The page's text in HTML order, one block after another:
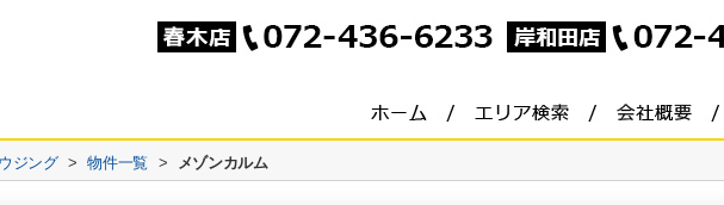
ジング > 物件一覧 > メゾンカルム